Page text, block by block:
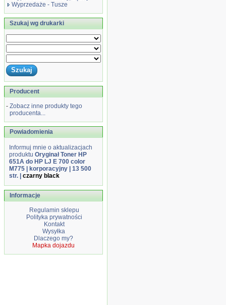
Wyprzedaże - Tusze
Szukaj wg drukarki
Producent
- Zobacz inne produkty tego
producenta...
Powiadomienia
Informuj mnie o aktualizacjach
produktu Oryginał Toner HP
651A do HP LJ E 700 color
M775 | korporacyjny | 13 500
str. | czarny black
Informacje
Regulamin sklepu
Polityka prywatności
Kontakt
Wysyłka
Dlaczego my?
Mapka dojazdu